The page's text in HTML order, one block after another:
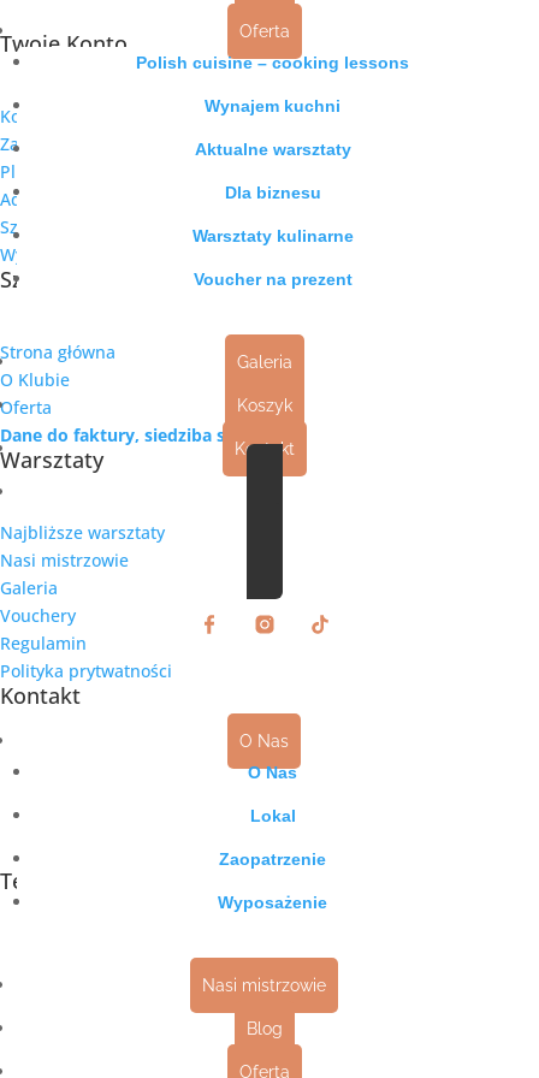
Oferta
Polish cuisine – cooking lessons
Wynajem kuchni
Aktualne warsztaty
Dla biznesu
Warsztaty kulinarne
Voucher na prezent
Galeria
Koszyk
Kontakt
O Nas
O Nas
Lokal
Zaopatrzenie
Wyposażenie
Nasi mistrzowie
Blog
Oferta
Twoje Konto
Kokpit
Zamówienia
Pliki do pobrania
Adresy
Szczegóły konta
Wyloguj się
Szybkie linki
Strona główna
O Klubie
Oferta
Dane do faktury, siedziba spółki
Warsztaty
Najbliższe warsztaty
Nasi mistrzowie
Galeria
Vouchery
Regulamin
Polityka prytwatności
Kontakt
Telefon